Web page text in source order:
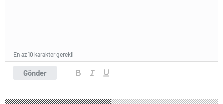
Gönder
En az 10 karakter gerekli